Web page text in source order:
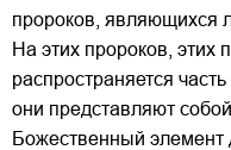
пророков, являющихся
На этих пророков, этих
распространяется
они представляют
Божественный элемент